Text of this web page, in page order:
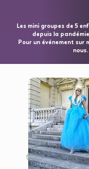
Les mini groupes de 5
depuis la
Pour un événement sur
nous.